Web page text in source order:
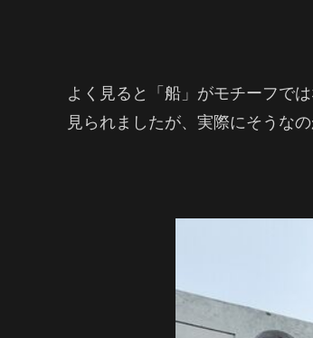
よく見ると「船」がモチーフで
見られましたが、実際にそうなの